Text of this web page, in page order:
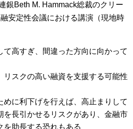
銀Beth M. Hammack総裁のクリー
安定性会議における講演（現地時
て高すぎ、間違った方向に向かって
リスクの高い融資を支援する可能性
めに利下げを行えば、高止まりして
を長引かせるリスクがあり、金融市
を助長する恐れもある